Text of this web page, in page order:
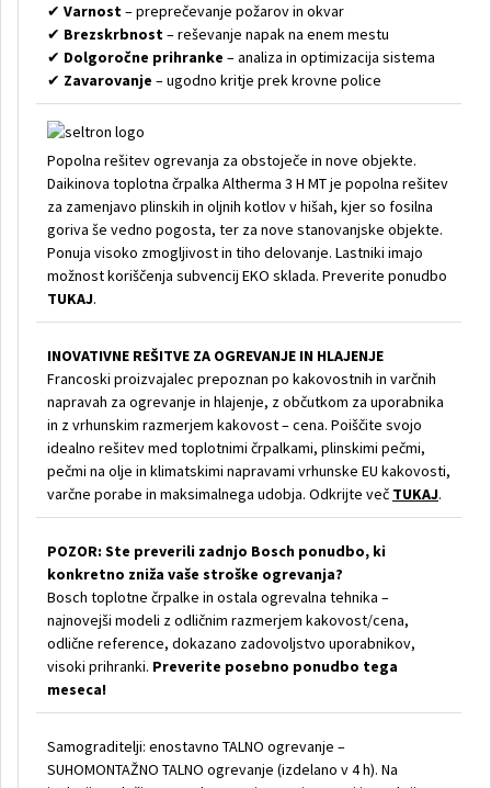
✔ Varnost– preprečevanje požarov in okvar
✔ Brezskrbnost– reševanje napak na enem mestu
✔ Dolgoročne prihranke – analiza in optimizacija sistema
✔ Zavarovanje – ugodno kritje prek krovne police
Popolna rešitev ogrevanja za obstoječe in nove objekte.
Daikinova toplotna črpalka Altherma 3 H MT je popolna rešitev
za zamenjavo plinskih in oljnih kotlov v hišah, kjer so fosilna
goriva še vedno pogosta, ter za nove stanovanjske objekte.
Ponuja visoko zmogljivost in tiho delovanje. Lastniki imajo
možnost koriščenja subvencij EKO sklada. Preverite ponudbo
TUKAJ.
INOVATIVNE REŠITVE ZA OGREVANJE IN HLAJENJE
Francoski proizvajalec prepoznan po kakovostnih in varčnih
napravah za ogrevanje in hlajenje, z občutkom za uporabnika
in z vrhunskim razmerjem kakovost – cena. Poiščite svojo
idealno rešitev med toplotnimi črpalkami, plinskimi pečmi,
pečmi na olje in klimatskimi napravami vrhunske EU kakovosti,
varčne porabe in maksimalnega udobja. Odkrijte več TUKAJ.
POZOR: Ste preverili zadnjo Bosch ponudbo, ki
konkretno zniža vaše stroške ogrevanja?
Bosch toplotne črpalke in ostala ogrevalna tehnika –
najnovejši modeli z odličnim razmerjem kakovost/cena,
odlične reference, dokazano zadovoljstvo uporabnikov,
visoki prihranki. Preverite posebno ponudbo tega
meseca!
Samograditelji: enostavno TALNO ogrevanje –
SUHOMONTAŽNO TALNO ogrevanje (izdelano v 4 h). Na